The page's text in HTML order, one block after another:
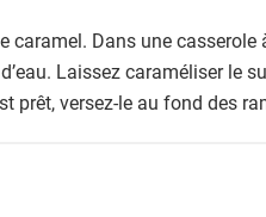
caramel. Dans une
Laissez caraméliser le
prêt, versez-le au fond des